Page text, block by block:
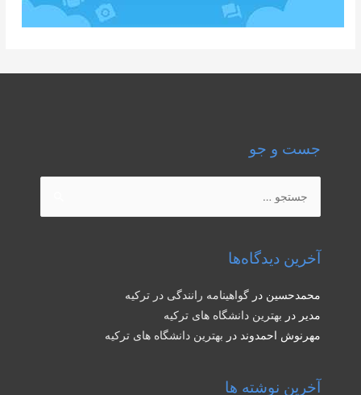
جست و جو
برای:
آخرین دیدگاه‌ها
محمدحسین در گواهینامه رانندگی در ترکیه
مدیر در بهترین دانشگاه های ترکیه
مهرنوش احمدوند در بهترین دانشگاه های ترکیه
آخرین نوشته ها